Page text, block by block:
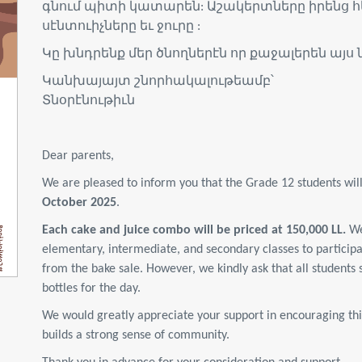
գնում պիտի կատարեն: Աշակերտները իրենց
սէնտուիչները եւ ջուրը :
Կը խնդրենք մեր ծնողներէն որ քաջալերեն
Կանխայայտ շնորհակալութեամբ՝
Տնօրէնութիւն
Dear parents,
We are pleased to inform you that the Grade 12 students
October 2025.
Each cake and juice combo will be priced at 150,000 LL.
elementary, intermediate, and secondary classes to
from the bake sale. However, we kindly ask that all
bottles for the day.
We would greatly appreciate your support in encouraging
builds a strong sense of community.